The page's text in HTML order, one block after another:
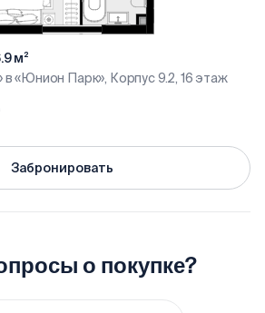
м²
в «Юнион Парк», Корпус 9.2, 16 этаж
Забронировать
о покупке?